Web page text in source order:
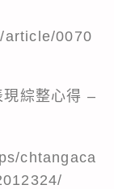
article/0070
綜整心得 –
chtangaca